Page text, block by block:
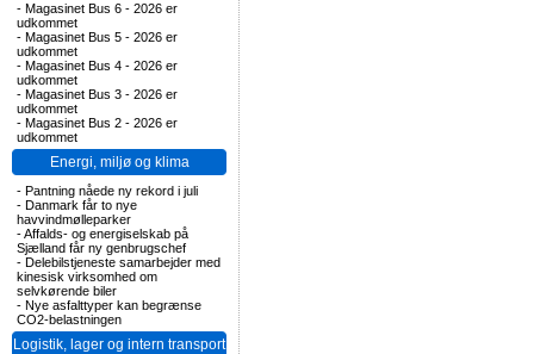
- Magasinet Bus 6 - 2026 er
udkommet
- Magasinet Bus 5 - 2026 er
udkommet
- Magasinet Bus 4 - 2026 er
udkommet
- Magasinet Bus 3 - 2026 er
udkommet
- Magasinet Bus 2 - 2026 er
udkommet
Energi, miljø og klima
- Pantning nåede ny rekord i juli
- Danmark får to nye
havvindmølleparker
-Affalds- og energiselskab på
Sjælland får ny genbrugschef
- Delebilstjeneste samarbejder med
kinesisk virksomhed om
selvkørende biler
- Nye asfalttyper kan begrænse
CO2-belastningen
Logistik, lager og intern transport